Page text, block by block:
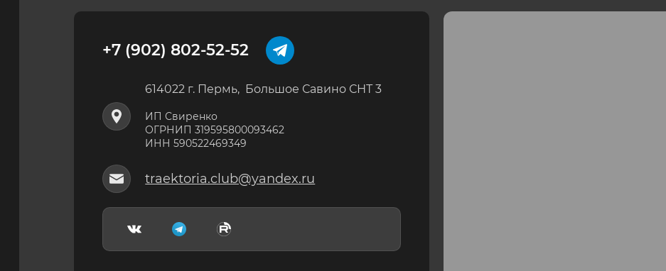
+7 (902) 802-52-52
614022 г. Пермь, Большое Савино СНТ 3
ИП Свиренко
ОГРНИП 319595800093462
ИНН 590522469349
traektoria.club@yandex.ru